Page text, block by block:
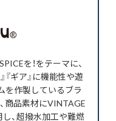
を！をテーマに、
『ギア』に機能性や遊
を作製しているブラ
商品素材にVINTAGE
、超撥水加工や難燃